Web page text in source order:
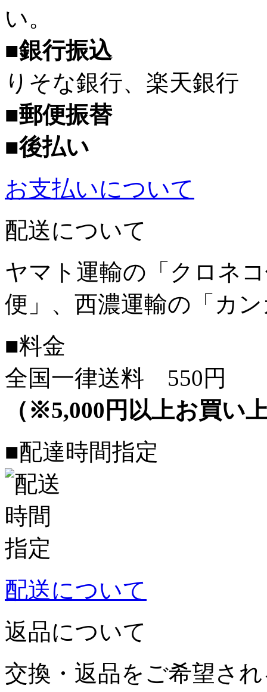
い。
■銀行振込
りそな銀行、楽天銀行
■郵便振替
■後払い
お支払いについて
配送について
ヤマト運輸の「クロネ
便」、西濃運輸の「カ
■料金
全国一律送料 550円
（※5,000円以上お買い
■配達時間指定
配送について
返品について
交換・返品をご希望さ